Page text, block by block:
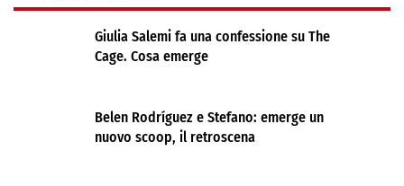
Giulia Salemi fa una confessione su The
Cage. Cosa emerge
Belen Rodríguez e Stefano: emerge un
nuovo scoop, il retroscena